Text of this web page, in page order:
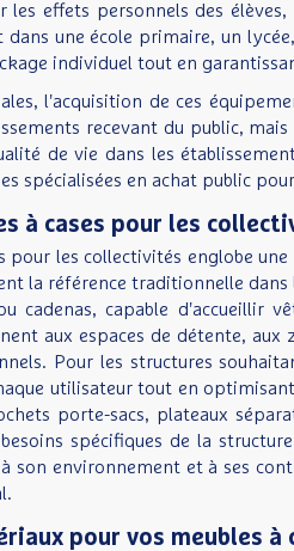
les effets personnels des
dans une école primaire, un
individuel tout en
l'acquisition de ces
recevant du public,
de vie dans les
spécialisées en achat public
à cases pour les
pour les collectivités englobe
la référence traditionnelle
cadenas, capable d'accueillir
aux espaces de détente,
Pour les structures
utilisateur tout en
porte-sacs, plateaux
spécifiques de la
son environnement et à ses
pour vos meubles à